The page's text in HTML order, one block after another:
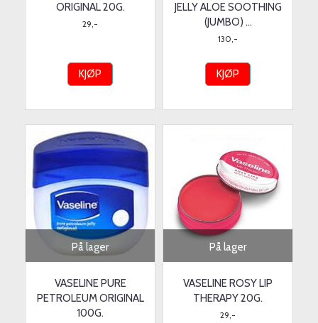
ORIGINAL 20G.
29,-
KJØP
JELLY ALOE SOOTHING
(JUMBO) ...
130,-
KJØP
På lager
VASELINE PURE
PETROLEUM ORIGINAL
100G.
På lager
VASELINE ROSY LIP
THERAPY 20G.
29,-